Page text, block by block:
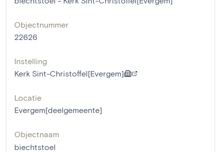
Objectnummer
22626
Instelling
Kerk Sint-Christoffel[Evergem]
Locatie
Evergem[deelgemeente]
Objectnaam
biechtstoel